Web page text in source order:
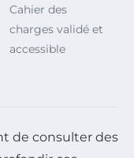
Cahier des
charges validé et
accessible
de consulter des